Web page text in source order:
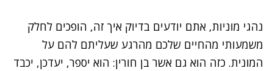
נהגי מוניות, אתם יודעים בדיוק איך זה, הופכים לחלק
משמעותי מהחיים שלכם מהרגע שעליתם להם על
המונית. כזה הוא גם אשר בן חורין: הוא יספר, יעדכן, יכבד